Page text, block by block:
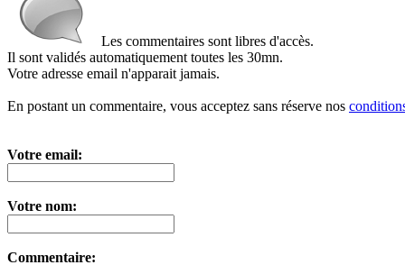
Les commentaires sont libres d'accès.
Il sont validés automatiquement toutes les 30mn.
Votre adresse email n'apparait jamais.
En postant un commentaire, vous acceptez sans réserve nos
Votre email:
Votre nom:
Commentaire: